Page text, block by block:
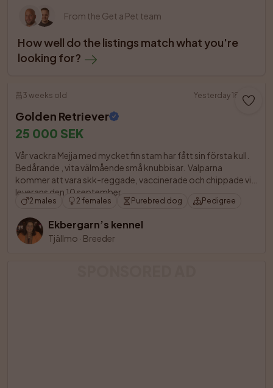
From the Get a Pet team
How well do the listings match what you're
looking for?
3 weeks old Yesterday 18:55
Golden Retriever
25 000 SEK
Vår vackra Mejja med mycket fin stam har fått sin första kull.
Bedårande , vita välmående små knubbisar.  Valparna
kommer att vara skk-reggade, vaccinerade och chippade vid
leverans den 10 september.
2 males 2 females Purebred dog Pedigree
Ekbergarn’s kennel
Tjällmo · Breeder